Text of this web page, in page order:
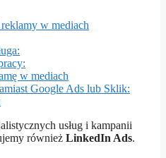
reklamy w mediach
w mediach
Google Ads lub Sklik:
usług i kampanii
również LinkedIn Ads.